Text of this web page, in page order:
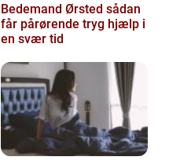
Bedemand Ørsted sådan
får pårørende tryg hjælp i
en svær tid